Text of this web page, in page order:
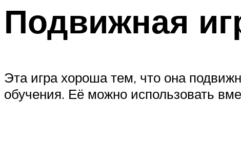
Подвижная
Эта игра хороша тем, что она
обучения. Её можно использовать